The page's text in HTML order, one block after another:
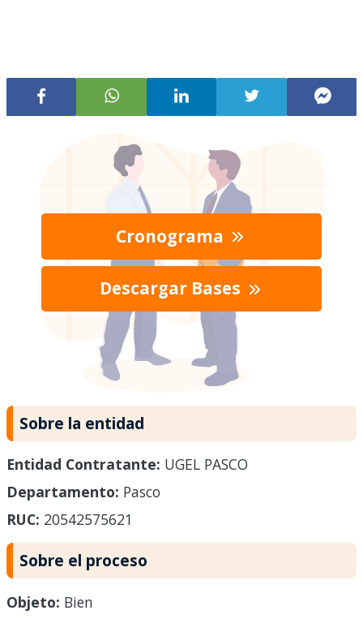
Cronograma
Descargar Bases
Sobre la entidad
Entidad Contratante: UGEL PASCO
Departamento: Pasco
RUC: 20542575621
Sobre el proceso
Objeto: Bien